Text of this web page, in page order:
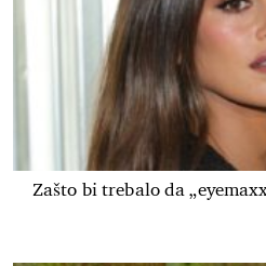
Zašto bi trebalo da